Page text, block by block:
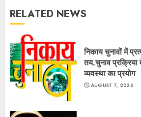
RELATED NEWS
निकाय चुनावों में
तय,चुनाव
व्यवस्था का प्रयोग
AUGUST 7, 2026